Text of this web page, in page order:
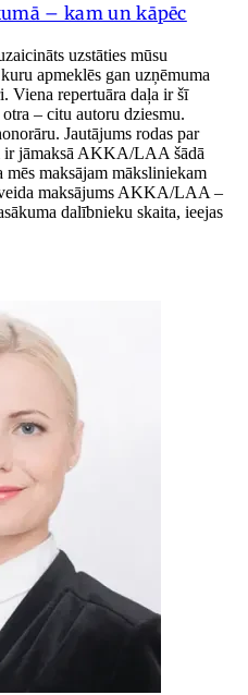
– kam un kāpēc
uzstāties mūsu
apmeklēs gan uzņēmuma
Viena repertuāra daļa ir šī
– citu autoru dziesmu.
Jautājums rodas par
ir jāmaksā AKKA/LAA šādā
maksājam māksliniekam
maksājums AKKA/LAA –
dalībnieku skaita, ieejas